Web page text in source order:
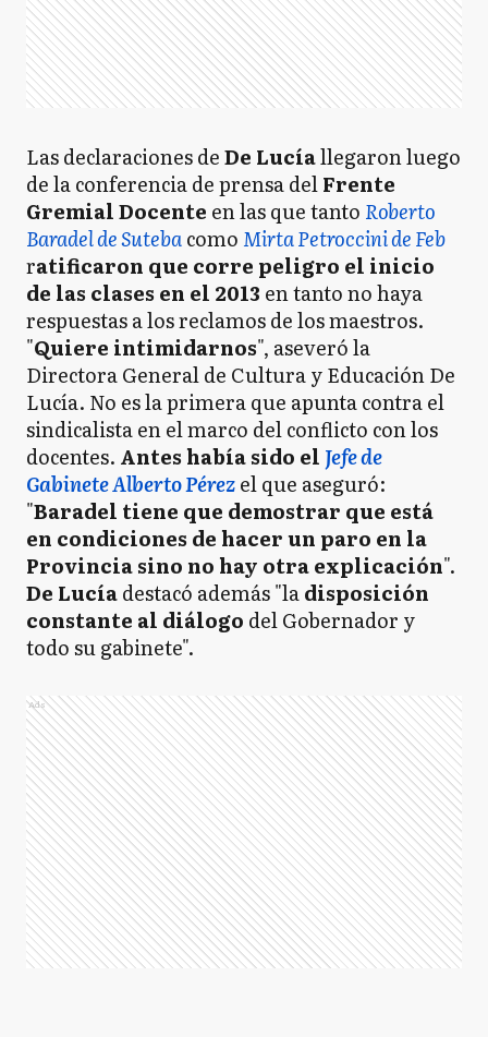
Las declaraciones deDe Lucíallegaron luego
de la conferencia de prensa delFrente
Gremial Docente en las que tanto Roberto
Baradel de Sutebacomo Mirta Petroccini de Feb
ratificaron que corre peligro el inicio
de las clases en el 2013 en tanto no haya
respuestas a los reclamos de los maestros.
"Quiere intimidarnos", aseveró la
Directora General de Cultura y Educación De
Lucía. No es la primera que apunta contra el
sindicalista en el marco del conflicto con los
docentes. Antes había sido el Jefe de
Gabinete Alberto Pérezel que aseguró:
"Baradel tiene que demostrar que está
en condiciones de hacer un paro en la
Provincia sino no hay otra explicación".
De Lucíadestacó además "ladisposición
constante al diálogo del Gobernador y
todo su gabinete".
Ads